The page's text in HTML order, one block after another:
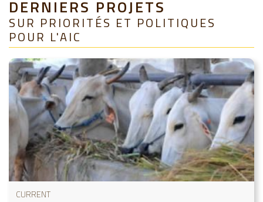
DERNIERS PROJETS
SUR PRIORITÉS ET POLITIQUES
POUR L'AIC
CURRENT